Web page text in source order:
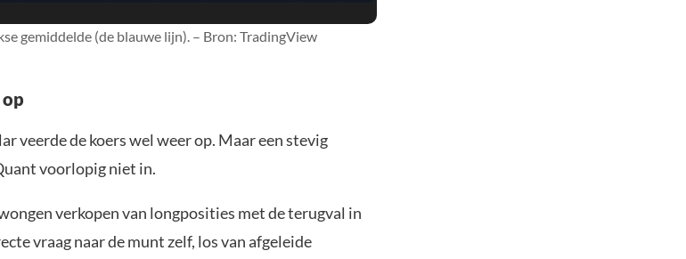
gemiddelde (de blauwe lijn). – Bron: TradingView
veerde de koers wel weer op. Maar een stevig
voorlopig niet in.
verkopen van longposities met de terugval in
vraag naar de munt zelf, los van afgeleide